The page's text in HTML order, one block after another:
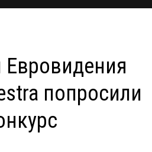
Евровидения
попросили